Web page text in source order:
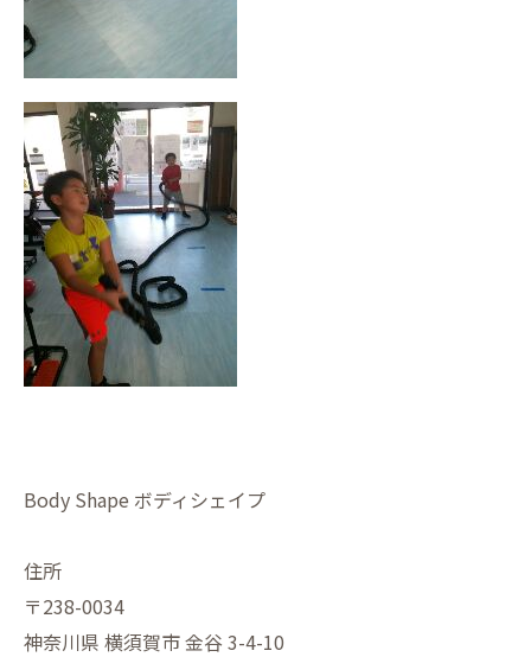
Body Shape ボディシェイプ
住所
〒238-0034
神奈川県 横須賀市 金谷 3-4-10